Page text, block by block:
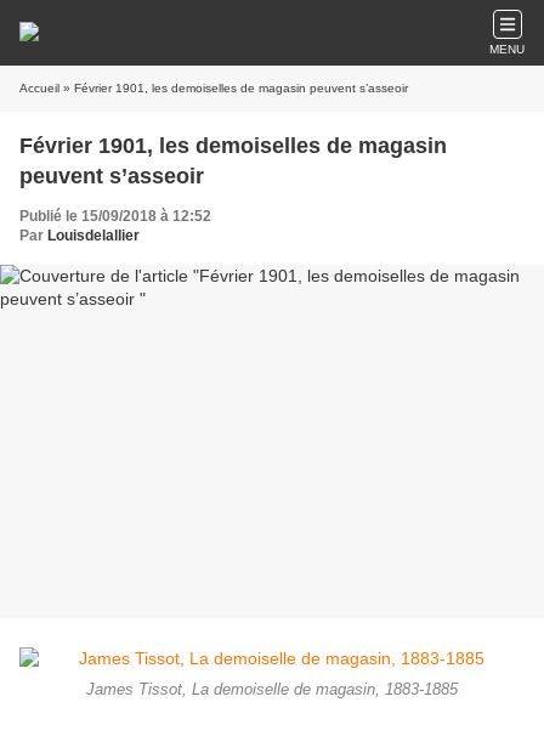
MENU
Accueil » Février 1901, les demoiselles de magasin peuvent s’asseoir
Février 1901, les demoiselles de magasin
peuvent s’asseoir
Publié le 15/09/2018 à 12:52
Par Louisdelallier
James Tissot, La demoiselle de magasin, 1883-1885